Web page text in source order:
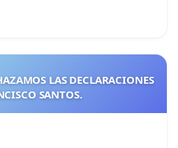
LAS DECLARACIONES
SANTOS.